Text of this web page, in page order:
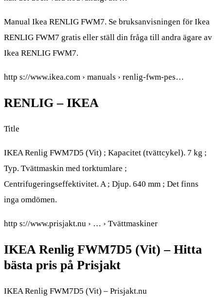
Manual Ikea RENLIG FWM7. Se bruksanvisningen för Ikea
RENLIG FWM7 gratis eller ställ din fråga till andra ägare av
Ikea RENLIG FWM7.
http s://www.ikea.com › manuals › renlig-fwm-pes…
RENLIG – IKEA
Title
IKEA Renlig FWM7D5 (Vit) ; Kapacitet (tvättcykel). 7 kg ;
Typ. Tvättmaskin med torktumlare ;
Centrifugeringseffektivitet. A ; Djup. 640 mm ; Det finns
inga omdömen.
http s://www.prisjakt.nu › … › Tvättmaskiner
IKEA Renlig FWM7D5 (Vit) – Hitta
bästa pris på Prisjakt
IKEA Renlig FWM7D5 (Vit) – Prisjakt.nu